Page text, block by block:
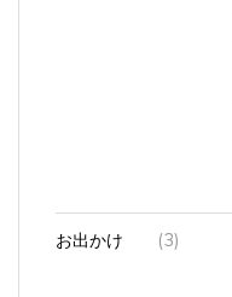
お出かけ (3)